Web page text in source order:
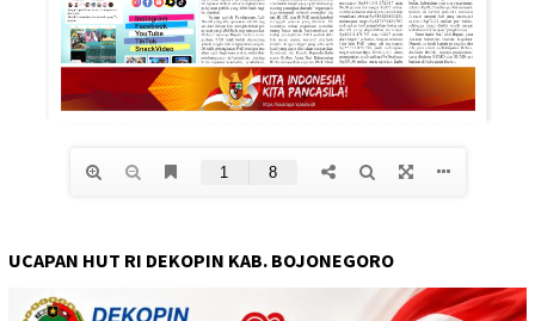
UCAPAN HUT RI DEKOPIN KAB. BOJONEGORO